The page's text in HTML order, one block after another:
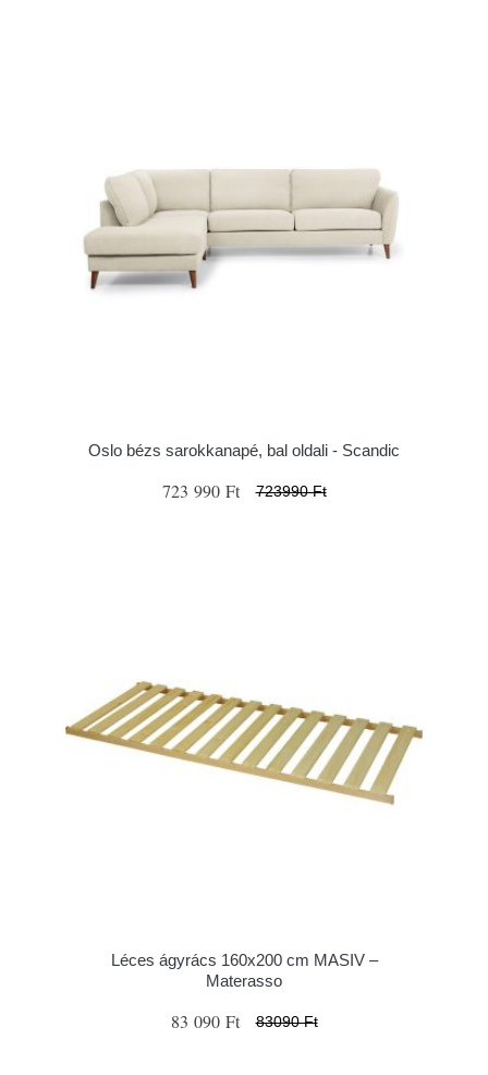
Oslo bézs sarokkanapé, bal oldali - Scandic
723 990 Ft 723990 Ft
Léces ágyrács 160x200 cm MASIV –
Materasso
83 090 Ft 83090 Ft